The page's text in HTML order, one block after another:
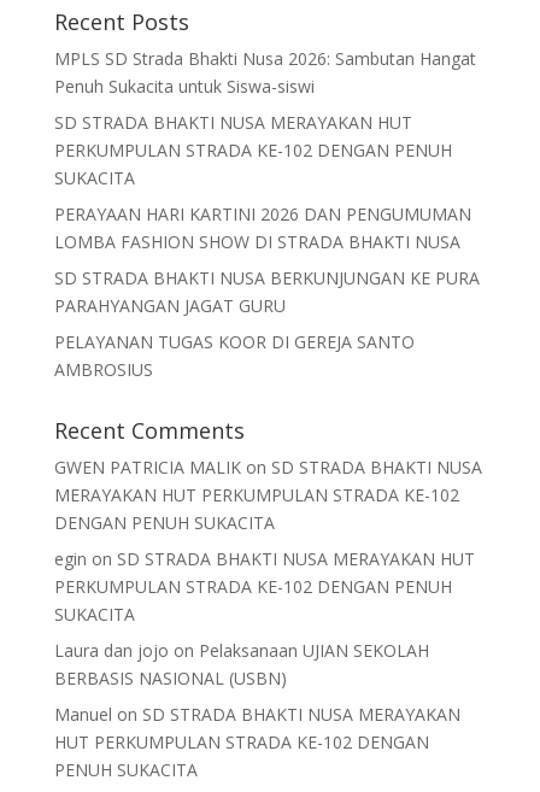
Recent Posts
MPLS SD Strada Bhakti Nusa 2026: Sambutan Hangat
Penuh Sukacita untuk Siswa-siswi
SD STRADA BHAKTI NUSA MERAYAKAN HUT
PERKUMPULAN STRADA KE-102 DENGAN PENUH
SUKACITA
PERAYAAN HARI KARTINI 2026 DAN PENGUMUMAN
LOMBA FASHION SHOW DI STRADA BHAKTI NUSA
SD STRADA BHAKTI NUSA BERKUNJUNGAN KE PURA
PARAHYANGAN JAGAT GURU
PELAYANAN TUGAS KOOR DI GEREJA SANTO
AMBROSIUS
Recent Comments
GWEN PATRICIA MALIKon SD STRADA BHAKTI NUSA
MERAYAKAN HUT PERKUMPULAN STRADA KE-102
DENGAN PENUH SUKACITA
egin on SD STRADA BHAKTI NUSA MERAYAKAN HUT
PERKUMPULAN STRADA KE-102 DENGAN PENUH
SUKACITA
Laura dan jojo on Pelaksanaan UJIAN SEKOLAH
BERBASIS NASIONAL (USBN)
Manuel on SD STRADA BHAKTI NUSA MERAYAKAN
HUT PERKUMPULAN STRADA KE-102 DENGAN
PENUH SUKACITA